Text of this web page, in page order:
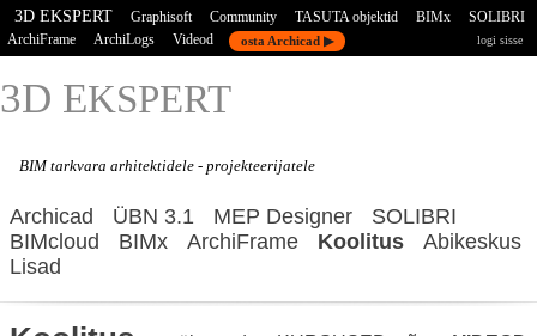
3D EKSPERT Graphisoft Community TASUTA objektid BIMx
SOLIBRI
ArchiFrame
ArchiLogs Videod osta Archicad ▶ logi sisse
3D EKSPERT
BIM tarkvara arhitektidele - projekteerijatele
Archicad ÜBN 3.1 MEP Designer
SOLIBRI
BIMcloud
BIMx ArchiFrame Koolitus
Abikeskus
Lisad